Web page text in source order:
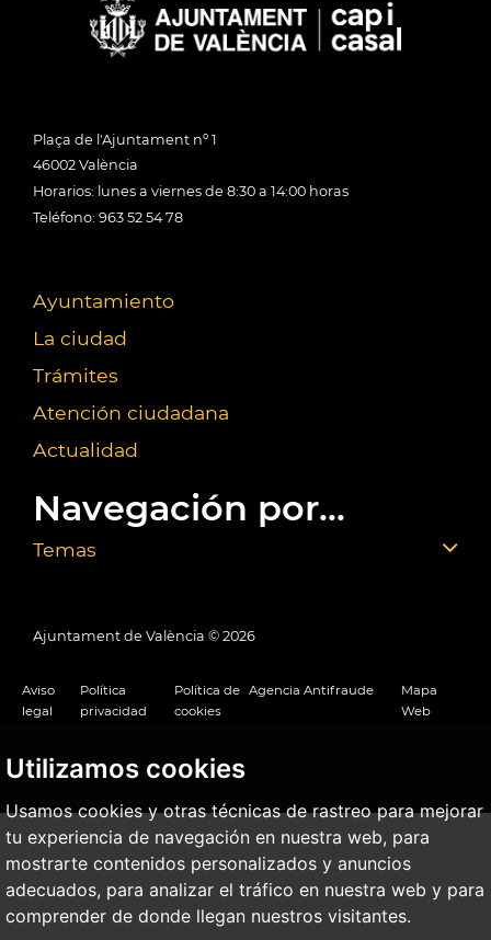
Utilizamos cookies
Usamos cookies y otras técnicas de rastreo para mejorar
tu experiencia de navegación en nuestra web, para
mostrarte contenidos personalizados y anuncios
adecuados, para analizar el tráfico en nuestra web y para
comprender de donde llegan nuestros visitantes.
Plaça de l'Ajuntament nº 1
46002 València
Horarios: lunes a viernes de 8:30 a 14:00 horas
Teléfono: 963 52 54 78
Ayuntamiento
La ciudad
Trámites
Atención ciudadana
Actualidad
Navegación por...
Temas
Ajuntament de València © 2026
Aviso
legal
Política
privacidad
Política de
cookies
Agencia Antifraude
Mapa
Web